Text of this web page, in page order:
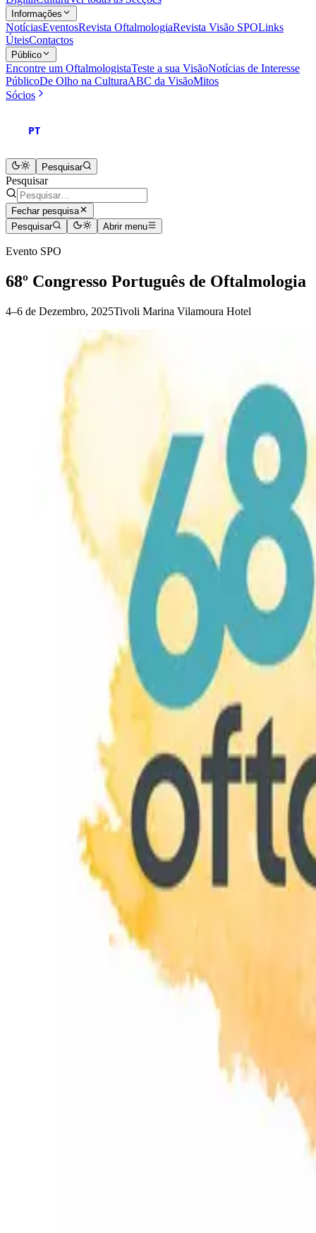
Informações
NotíciasEventosRevista OftalmologiaRevista Visão SPOLinks
ÚteisContactos
Público
Encontre um OftalmologistaTeste a sua VisãoNotícias de Interesse
PúblicoDe Olho na CulturaABC da VisãoMitos
Sócios
PT
Pesquisar
Pesquisar
Fechar pesquisa
Pesquisar
Abrir menu
Evento SPO
68º Congresso Português de Oftalmologia
4–6 de Dezembro, 2025Tivoli Marina Vilamoura Hotel